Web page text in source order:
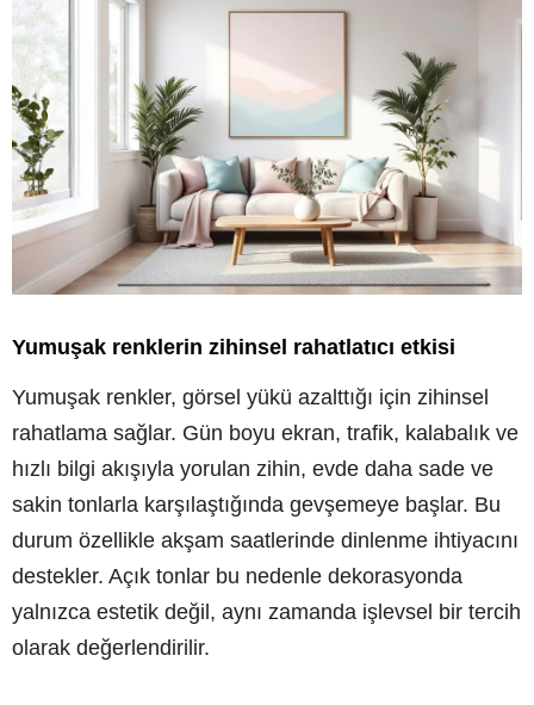
Yumuşak renklerin zihinsel rahatlatıcı etkisi
Yumuşak renkler, görsel yükü azalttığı için zihinsel
rahatlama sağlar. Gün boyu ekran, trafik, kalabalık ve
hızlı bilgi akışıyla yorulan zihin, evde daha sade ve
sakin tonlarla karşılaştığında gevşemeye başlar. Bu
durum özellikle akşam saatlerinde dinlenme ihtiyacını
destekler. Açık tonlar bu nedenle dekorasyonda
yalnızca estetik değil, aynı zamanda işlevsel bir tercih
olarak değerlendirilir.